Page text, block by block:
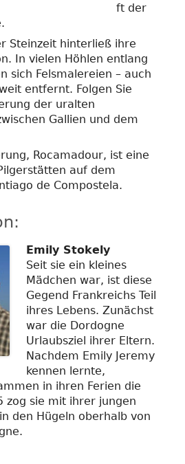
ft der
Steinzeit hinterließ ihre
In vielen Höhlen entlang
sich Felsmalereien – auch
entfernt. Folgen Sie
der uralten
Gallien und dem
Rocamadour, ist eine
auf dem
de Compostela.
Emily Stokely
Seit sie ein kleines
Mädchen war, ist diese
Gegend Frankreichs Teil
ihres Lebens. Zunächst
war die Dordogne
Urlaubsziel ihrer Eltern.
Nachdem Emily Jeremy
kennen lernte,
in ihren Ferien die
zog sie mit ihrer jungen
den Hügeln oberhalb von